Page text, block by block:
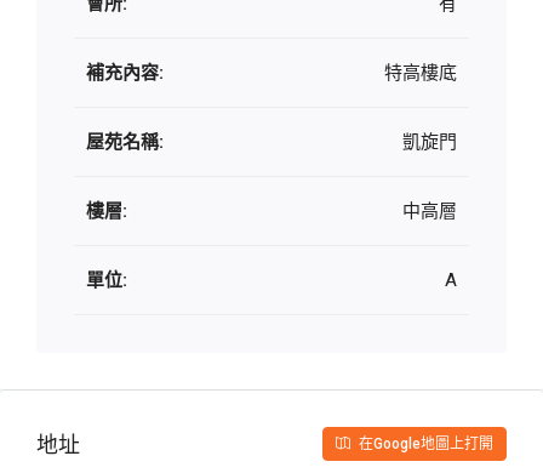
補充內容: 特高樓底
屋苑名稱: 凱旋門
樓層: 中高層
單位: A
地址 在Google地圖上打開